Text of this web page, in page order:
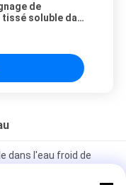
de
soluble dans
dans l'eau froid de